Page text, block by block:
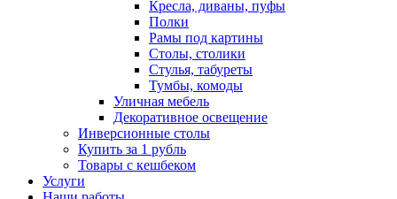
Кресла, диваны, пуфы
Полки
Рамы под картины
Столы, столики
Стулья, табуреты
Тумбы, комоды
Уличная мебель
Декоративное освещение
Инверсионные столы
Купить за 1 рубль
Товары с кешбеком
Услуги